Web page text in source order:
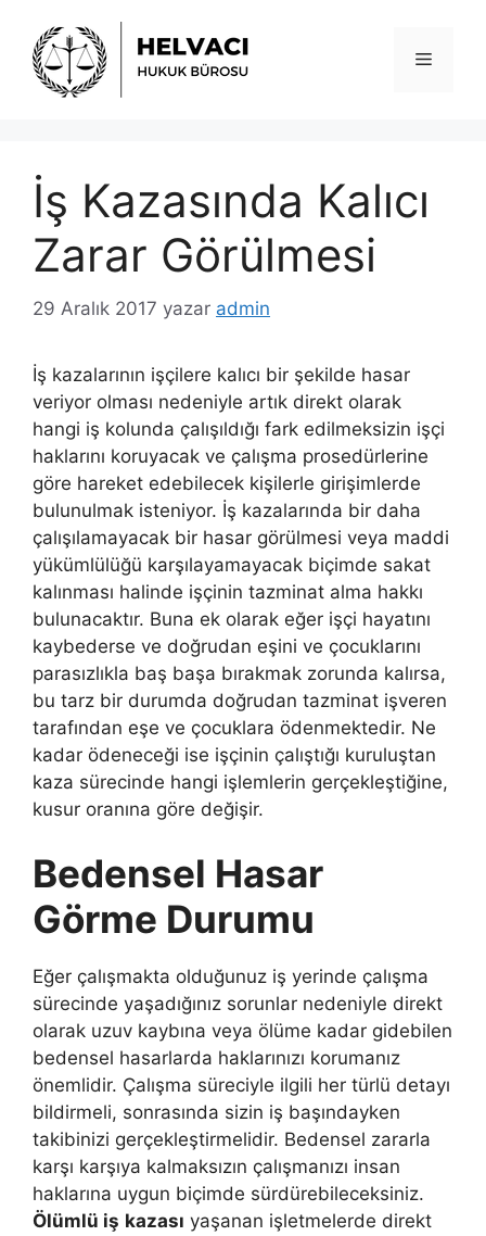
Menü
İş Kazasında Kalıcı
Zarar Görülmesi
29 Aralık 2017 yazar admin
İş kazalarının işçilere kalıcı bir şekilde hasar
veriyor olması nedeniyle artık direkt olarak
hangi iş kolunda çalışıldığı fark edilmeksizin işçi
haklarını koruyacak ve çalışma prosedürlerine
göre hareket edebilecek kişilerle girişimlerde
bulunulmak isteniyor. İş kazalarında bir daha
çalışılamayacak bir hasar görülmesi veya maddi
yükümlülüğü karşılayamayacak biçimde sakat
kalınması halinde işçinin tazminat alma hakkı
bulunacaktır. Buna ek olarak eğer işçi hayatını
kaybederse ve doğrudan eşini ve çocuklarını
parasızlıkla baş başa bırakmak zorunda kalırsa,
bu tarz bir durumda doğrudan tazminat işveren
tarafından eşe ve çocuklara ödenmektedir. Ne
kadar ödeneceği ise işçinin çalıştığı kuruluştan
kaza sürecinde hangi işlemlerin gerçekleştiğine,
kusur oranına göre değişir.
Bedensel Hasar
Görme Durumu
Eğer çalışmakta olduğunuz iş yerinde çalışma
sürecinde yaşadığınız sorunlar nedeniyle direkt
olarak uzuv kaybına veya ölüme kadar gidebilen
bedensel hasarlarda haklarınızı korumanız
önemlidir. Çalışma süreciyle ilgili her türlü detayı
bildirmeli, sonrasında sizin iş başındayken
takibinizi gerçekleştirmelidir. Bedensel zararla
karşı karşıya kalmaksızın çalışmanızı insan
haklarına uygun biçimde sürdürebileceksiniz.
Ölümlü iş kazası yaşanan işletmelerde direkt